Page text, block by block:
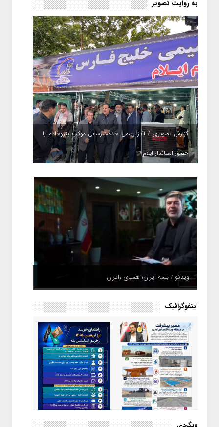
به روایت تصویر
گزارش تصویری / آغاز رسمی خدمت‌رسانی موکب پتروخادم با
حضور استاندار ایلام
ویدئو / بیمه ایران؛ همپای زائران
اینفوگرافیک
اینفوگرافیک / راهنمای خرید ارز